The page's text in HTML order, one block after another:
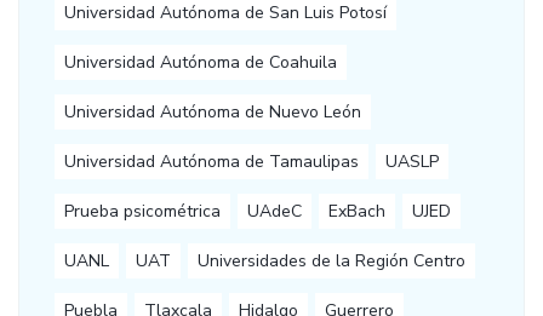
Universidad Autónoma de San Luis Potosí
Universidad Autónoma de Coahuila
Universidad Autónoma de Nuevo León
Universidad Autónoma de Tamaulipas UASLP
Prueba psicométrica UAdeC ExBach UJED
UANL UAT Universidades de la Región Centro
Puebla Tlaxcala Hidalgo Guerrero